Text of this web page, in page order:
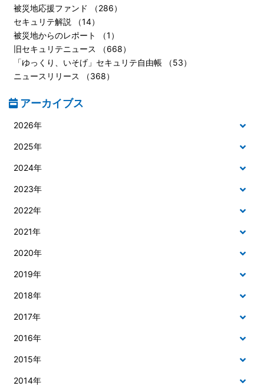
被災地応援ファンド （286）
セキュリテ解説 （14）
被災地からのレポート （1）
旧セキュリテニュース （668）
「ゆっくり、いそげ」セキュリテ自由帳 （53）
ニュースリリース （368）
アーカイブス
2026年
2025年
2024年
2023年
2022年
2021年
2020年
2019年
2018年
2017年
2016年
2015年
2014年